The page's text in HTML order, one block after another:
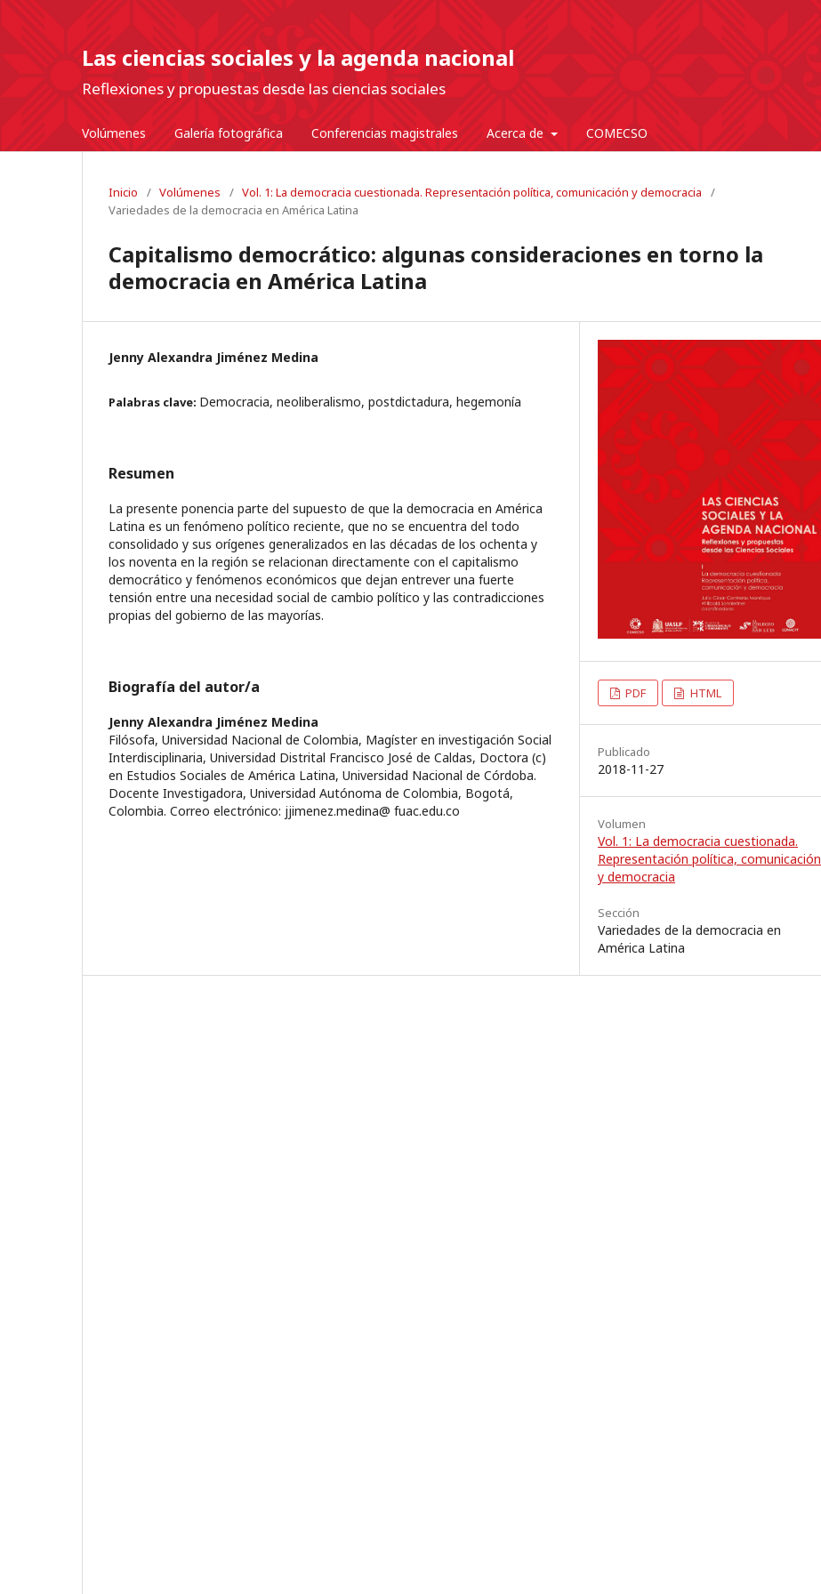
Las ciencias sociales y la agenda nacional
Reflexiones y propuestas desde las ciencias sociales
Volúmenes Galería fotográfica Conferencias magistrales Acerca de COMECSO
Inicio / Volúmenes / Vol. 1: La democracia cuestionada. Representación política, comunicación y democracia
/
Variedades de la democracia en América Latina
Capitalismo democrático: algunas consideraciones en torno la
democracia en América Latina
Jenny Alexandra Jiménez Medina
Palabras clave: Democracia, neoliberalismo, postdictadura, hegemonía
Resumen
La presente ponencia parte del supuesto de que la democracia en América
Latina es un fenómeno político reciente, que no se encuentra del todo
consolidado y sus orígenes generalizados en las décadas de los ochenta y
los noventa en la región se relacionan directamente con el capitalismo
democrático y fenómenos económicos que dejan entrever una fuerte
tensión entre una necesidad social de cambio político y las contradicciones
propias del gobierno de las mayorías.
Biografía del autor/a
Jenny Alexandra Jiménez Medina
Filósofa, Universidad Nacional de Colombia, Magíster en investigación Social
Interdisciplinaria, Universidad Distrital Francisco José de Caldas, Doctora (c)
en Estudios Sociales de América Latina, Universidad Nacional de Córdoba.
Docente Investigadora, Universidad Autónoma de Colombia, Bogotá,
Colombia. Correo electrónico: jjimenez.medina@ fuac.edu.co
PDF HTML
Publicado
2018-11-27
Volumen
Vol. 1: La democracia cuestionada.
Representación política, comunicación
y democracia
Sección
Variedades de la democracia en
América Latina